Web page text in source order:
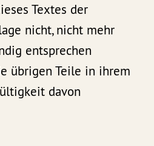
Textes der
nicht, nicht mehr
entsprechen
übrigen Teile in ihrem
davon